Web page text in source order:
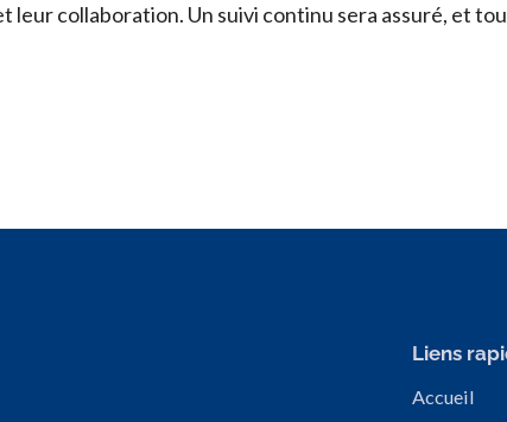
leur collaboration. Un suivi continu sera assuré, et
Liens
Accueil